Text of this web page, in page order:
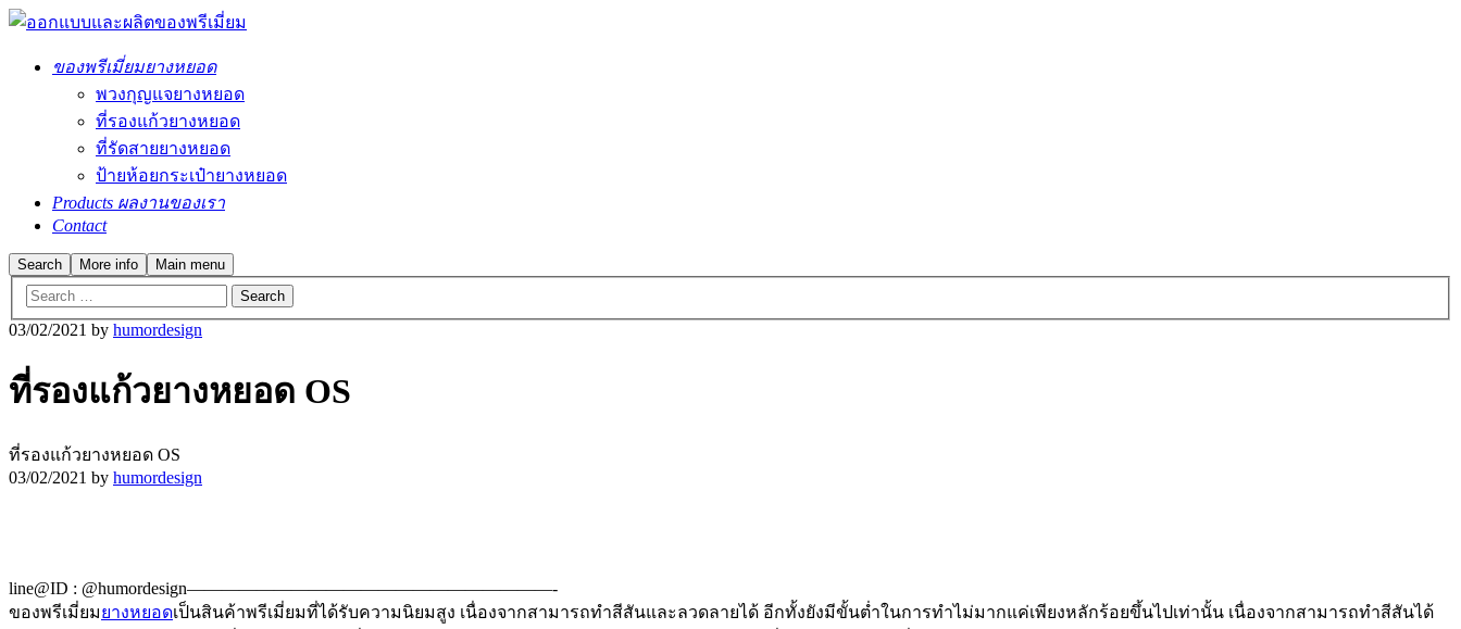
ของพรีเมี่ยมยางหยอด
พวงกุญแจยางหยอด
ที่รองแก้วยางหยอด
ที่รัดสายยางหยอด
ป้ายห้อยกระเป๋ายางหยอด
Products ผลงานของเรา
Contact
Search More info Main menu
03/02/2021 by humordesign
ที่รองแก้วยางหยอด OS
ที่รองแก้วยางหยอด OS
03/02/2021 by humordesign
line@ID : @humordesign—————————————————————-
ของพรีเมี่ยมยางหยอดเป็นสินค้าพรีเมี่ยมที่ได้รับความนิยมสูง เนื่องจากสามารถทำสีสันและลวดลายได้ อีกทั้งยังมีขั้นต่ำในการทำไม่มากแค่เพียงหลักร้อยขึ้นไปเท่านั้น เนื่องจากสามารถทำสีสันได้